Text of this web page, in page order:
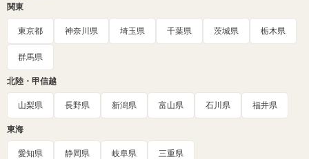
関東
東京都 神奈川県 埼玉県 千葉県 茨城県 栃木県
群馬県
北陸・甲信越
山梨県 長野県 新潟県 富山県 石川県 福井県
東海
愛知県 静岡県 岐阜県 三重県